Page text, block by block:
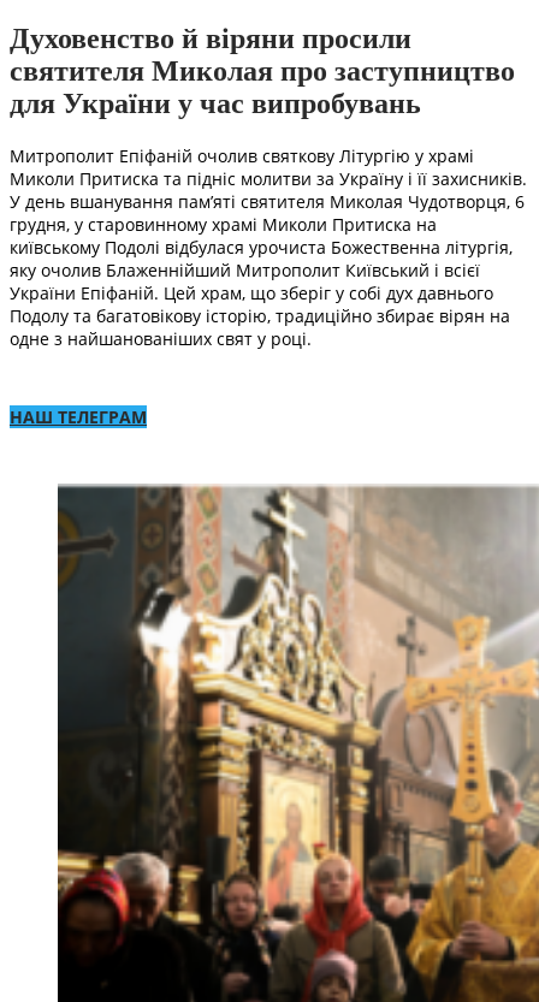
Духовенство й віряни просили
святителя Миколая про заступництво
для України у час випробувань
Митрополит Епіфаній очолив святкову Літургію у храмі
Миколи Притиска та підніс молитви за Україну і її захисників.
У день вшанування пам’яті святителя Миколая Чудотворця, 6
грудня, у старовинному храмі Миколи Притиска на
київському Подолі відбулася урочиста Божественна літургія,
яку очолив Блаженнійший Митрополит Київський і всієї
України Епіфаній. Цей храм, що зберіг у собі дух давнього
Подолу та багатовікову історію, традиційно збирає вірян на
одне з найшанованіших свят у році.
НАШ ТЕЛЕГРАМ